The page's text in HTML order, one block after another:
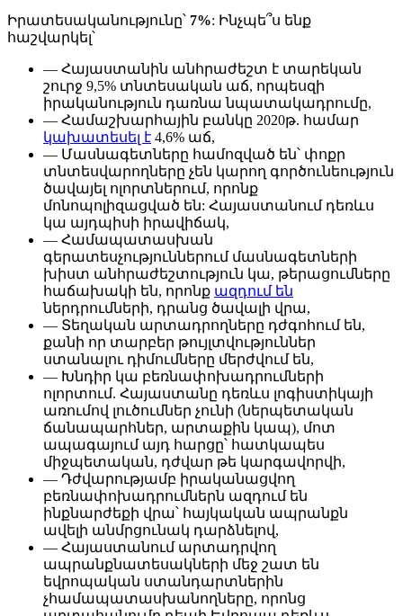
Իրատեսականությունը՝ 7%: Ինչպե՞ս ենք
հաշվարկել՝
— Հայաստանին անհրաժեշտ է տարեկան
շուրջ 9,5% տնտեսական աճ, որպեսզի
իրականություն դառնա նպատակադրումը,
— Համաշխարհային բանկը 2020թ. համար
կախատեսել է 4,6% աճ,
— Մասնագետները համոզված են՝ փոքր
տնտեսվարողները չեն կարող գործունեություն
ծավայել ոլորտներում, որոնք
մոնոպոլիզացված են: Հայաստանում դեռևս
կա այդպիսի իրավիճակ,
— Համապատասխան
գերատեսչություններում մասնագետների
խիստ անհրաժեշտություն կա, թերացումները
հաճախակի են, որոնք ազդում են
ներդրումների, դրանց ծավալի վրա,
— Տեղական արտադրողները դժգոհում են,
քանի որ տարբեր թույլտվություններ
ստանալու դիմումները մերժվում են,
— Խնդիր կա բեռնափոխադրումների
ոլորտում. Հայաստանը դեռևս լոգիստիկայի
առումով լուծումներ չունի (ներպետական
ճանապարհներ, արտաքին կապ), մոտ
ապագայում այդ հարցը՝ հատկապես
միջպետական, դժվար թե կարգավորվի,
— Դժվարությամբ իրականացվող
բեռնափոխադրումներն ազդում են
ինքնարժեքի վրա՝ հայկական ապրանքն
ավելի անմրցունակ դարձնելով,
— Հայաստանում արտադրվող
ապրանքնատեսակների մեջ շատ են
եվրոպական ստանդարտներին
չհամապատասխանողները, որոնց